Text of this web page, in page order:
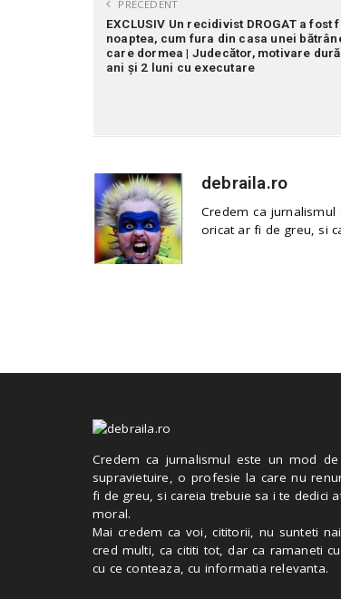
PRECEDENT
EXCLUSIV Un recidivist DROGAT a fost
noaptea, cum fura din casa unei
care dormea | Judecător, motivare
ani și 2 luni cu executare
debraila.ro
Credem ca
oricat ar fi de greu, si
Credem ca jurnalismul este un mod
supravietuire, o profesie la care nu
fi de greu, si careia trebuie sa i te dedici
moral.
Mai credem ca voi, cititorii, nu sunteti
cred multi, ca cititi tot, dar ca ramaneti
cu ce conteaza, cu informatia relevanta.